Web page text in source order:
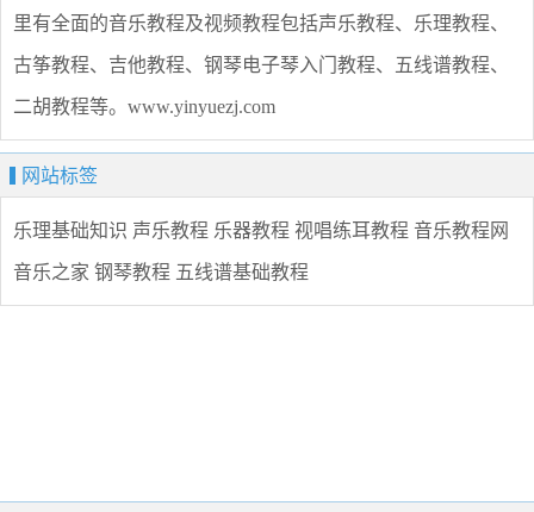
里有全面的音乐教程及视频教程包括声乐教程、乐理教程、
古筝教程、吉他教程、钢琴电子琴入门教程、五线谱教程、
二胡教程等。www.yinyuezj.com
网站标签
乐理基础知识 声乐教程 乐器教程 视唱练耳教程 音乐教程网
音乐之家 钢琴教程 五线谱基础教程